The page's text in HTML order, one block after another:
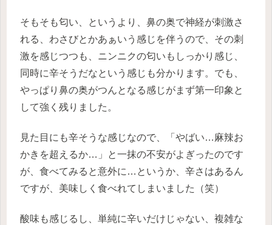
そもそも匂い、というより、鼻の奥で神経が刺激さ
れる、わさびとかあぁいう感じを伴うので、 その刺
激を感じつつも、ニンニクの匂いもしっかり感じ、
同時に辛そうだなという感じも分かります。でも、
やっぱり鼻の奥がつんとなる感じがまず第一印象と
して強く残りました。
見た目にも辛そうな感じなので、「やばい…麻辣お
かきを超えるか…」と一抹の不安がよぎったのです
が、食べてみると意外に…というか、辛さはあるん
ですが、美味しく食べれてしまいました（笑）
酸味も感じるし、単純に辛いだけじゃない、複雑な